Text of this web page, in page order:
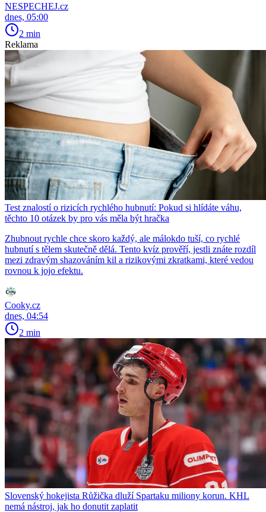
NESPECHEJ.cz
dnes, 05:00
2 min
Reklama
Test znalostí o rizicích rychlého hubnutí: Pokud si hlídáte váhu,
těchto 10 otázek by pro vás měla být hračka
Zhubnout rychle chce skoro každý, ale málokdo tuší, co rychlé
hubnutí s tělem skutečně dělá. Tento kvíz prověří, jestli znáte rozdíl
mezi zdravým shazováním kil a rizikovými zkratkami, které vedou
rovnou k jojo efektu.
Cooky.cz
dnes, 04:54
2 min
Slovenský hokejista Růžička dluží Spartaku miliony korun. KHL
nemá nástroj, jak ho donutit zaplatit